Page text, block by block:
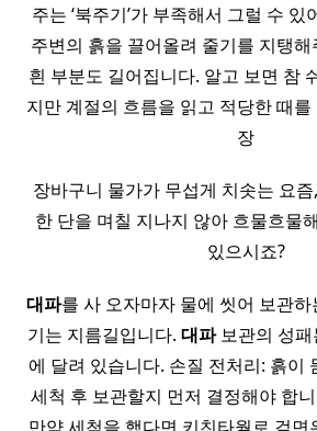
주는 ‘북주기’가 부족해서 그럴 수
주변의 흙을 끌어올려 줄기를 지탱
흰 부분도 길어집니다. 알고 보면 참
지만 계절의 흐름을 읽고 적당한 때
장
장바구니 물가가 무섭게 치솟는 요
한 단을 며칠 지나지 않아 흐물흐물
있으시죠?
대파를 사 오자마자 물에 씻어 보관
기는 지름길입니다. 대파보관의 성패
에 달려 있습니다. 손질 전처리: 흙이
세척 후 보관할지 먼저 결정해야 합